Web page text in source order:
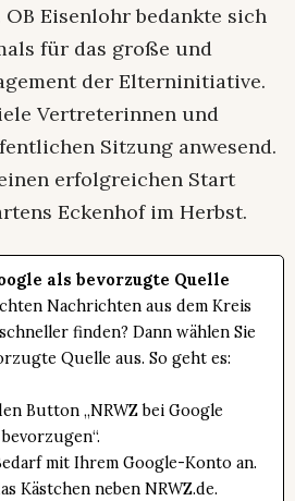
Eisenlohr bedankte sich
für das große und
der Elterninitiative.
Vertreterinnen und
Sitzung anwesend.
erfolgreichen Start
Eckenhof im Herbst.
als bevorzugte Quelle
Nachrichten aus dem Kreis
finden? Dann wählen Sie
Quelle aus. So geht es:
Button „NRWZ bei Google
bevorzugen“.
mit Ihrem Google-Konto an.
Kästchen neben NRWZ.de.